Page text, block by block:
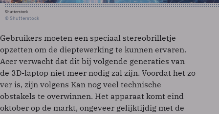
Shutterstock
© Shutterstock
Gebruikers moeten een speciaal stereobrilletje
opzetten om de dieptewerking te kunnen ervaren.
Acer verwacht dat dit bij volgende generaties van
de 3D-laptop niet meer nodig zal zijn. Voordat het zo
ver is, zijn volgens Kan nog veel technische
obstakels te overwinnen. Het apparaat komt eind
oktober op de markt, ongeveer gelijktijdig met de